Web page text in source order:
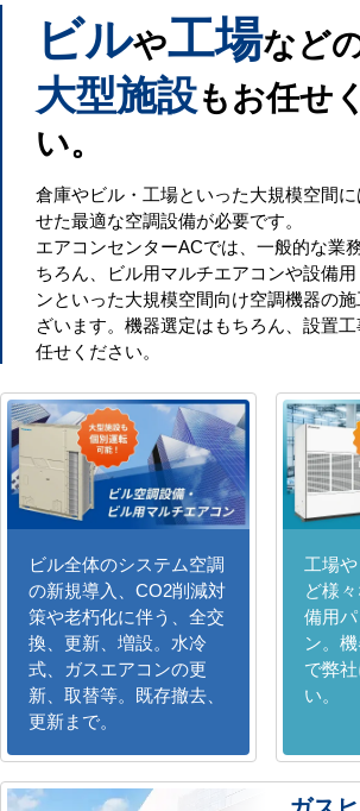
ビルや工場など
大型施設もお任せ
い。
倉庫やビル・工場といった大規模空間
せた最適な空調設備が必要です。
エアコンセンターACでは、一般的な業
ちろん、ビル用マルチエアコンや設備
ンといった大規模空間向け空調機器の
ざいます。機器選定はもちろん、設置
任せください。
ビル全体のシステム空調
の新規導入、CO2削減対
策や老朽化に伴う、全交
換、更新、増設。水冷
式、ガスエアコンの更
新、取替等。既存撤去、
更新まで。
工場
ど様
備用
ン。
で弊
い。